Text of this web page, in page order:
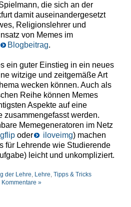
die sich an der
damit auseinandergesetzt
Religionslehrer und
von Memes im
Blogbeitrag.
ein guter Einstieg in ein neues
witzige und zeitgemäße Art
wecken können. Auch als
Reihe können Memes
Aspekte auf eine
zusammengefasst werden.
Memegeneratoren im Netz
oder iloveimg) machen
für Lehrende wie Studierende
leicht und unkompliziert.
der Lehre, Lehre, Tipps & Tricks
Kommentare »